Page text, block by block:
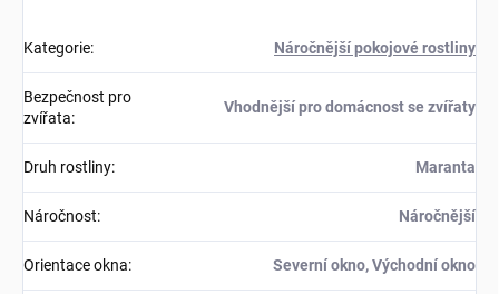
Kategorie: Náročnější pokojové rostliny
Bezpečnost pro
zvířata:
Vhodnější pro domácnost se zvířaty
Druh rostliny: Maranta
Náročnost: Náročnější
Orientace okna: Severní okno, Východní okno